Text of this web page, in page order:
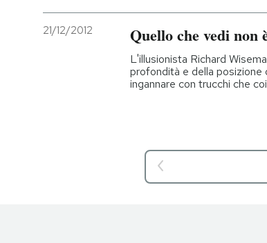
21/12/2012 Quello che vedi non
L'illusionista Richard
profondità e della posizione
ingannare con trucchi che